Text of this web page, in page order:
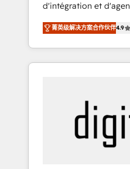
OTF is an Elite
Partners) and was
Partner of the Year 💥 Trusted by 2,500+
companies to help
more business, by
www.onthefuze.com/
us to learn more!
d'intégration et
et North America.
marketing automation,
et webdesign. Markentive is both a
consulting firm, a
webdesign (We focus
customers).
菁英级解决方案合作伙伴4.9